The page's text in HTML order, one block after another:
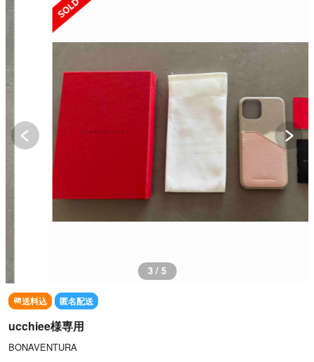
3 / 5
送料込 匿名配送
ucchiee様専用
BONAVENTURA